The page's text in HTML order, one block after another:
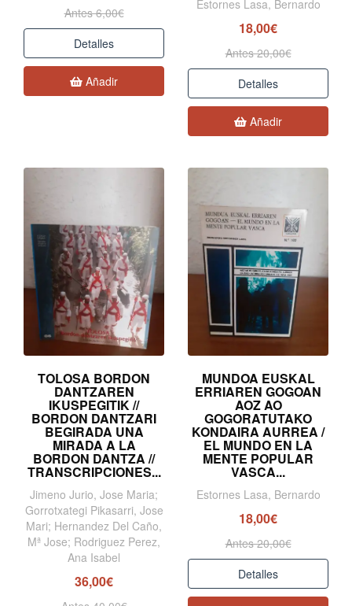
Antes 6,00€
Detalles
Añadir
Estornes Lasa, Bernardo
18,00€
Antes 20,00€
Detalles
Añadir
TOLOSA BORDON
DANTZAREN
IKUSPEGITIK //
BORDON DANTZARI
BEGIRADA UNA
MIRADA A LA
BORDON DANTZA //
TRANSCRIPCIONES...
Jimeno Jurio, Jose Maria;
Gorrotxategi Pikasarri, Jose
Mari; Hernandez Del Caño,
Mª Jose; Rodriguez Perez,
Ana Isabel
36,00€
MUNDOA EUSKAL
ERRIAREN GOGOAN
AOZ AO
GOGORATUTAKO
KONDAIRA AURREA /
EL MUNDO EN LA
MENTE POPULAR
VASCA...
Estornes Lasa, Bernardo
18,00€
Antes 20,00€
Detalles